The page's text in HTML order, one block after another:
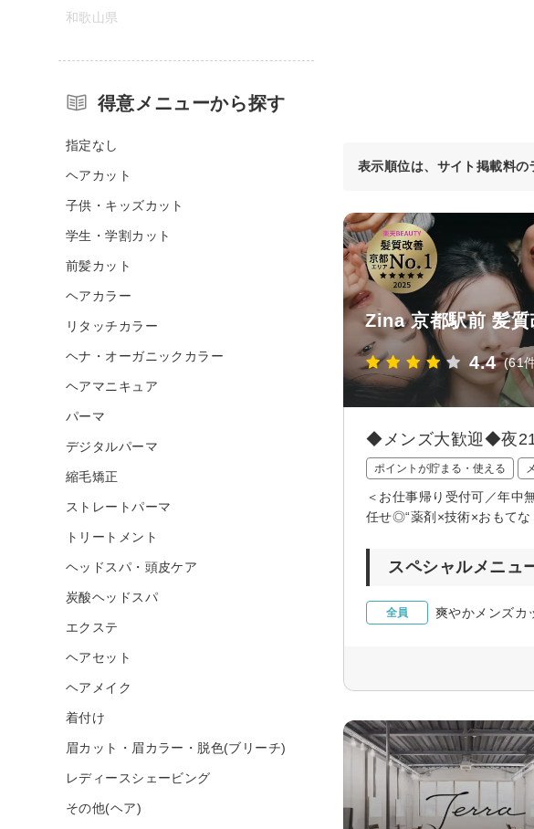
表示順位は、サイト掲載料の
Zina 京都駅前 髪
4.4 (61
◆メンズ大歓迎◆夜
ポイントが貯まる・使える
＜お仕事帰り受付可／年中
任せ◎“薬剤×技術×おもてな
スペシャルメニュ
全員 爽やかメンズ
和歌山県
得意メニューから探す
指定なし
ヘアカット
子供・キッズカット
学生・学割カット
前髪カット
ヘアカラー
リタッチカラー
ヘナ・オーガニックカラー
ヘアマニキュア
パーマ
デジタルパーマ
縮毛矯正
ストレートパーマ
トリートメント
ヘッドスパ・頭皮ケア
炭酸ヘッドスパ
エクステ
ヘアセット
ヘアメイク
着付け
眉カット・眉カラー・脱色(ブリーチ)
レディースシェービング
その他(ヘア)